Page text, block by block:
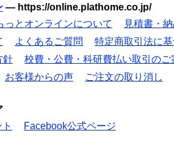
— https://online.plathome.co.jp/
っとオンラインについて
見積書・
よくあるご質問
特定商取引法に
針
校費・公費・科研費払い取引のご
お客様からの声 ご注文の取り消し
Facebook公式ページ